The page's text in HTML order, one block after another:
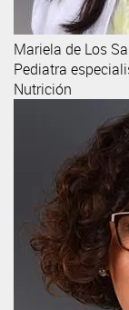
Mariela de Los
Pediatra
Nutrición